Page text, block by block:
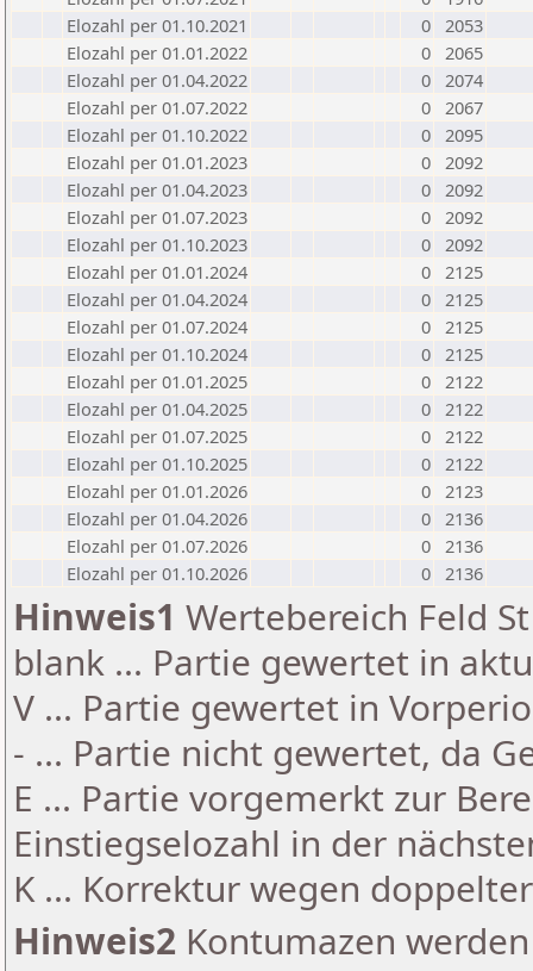
Elozahl per 01.10.2021
0 2053
Elozahl per 01.01.2022
0 2065
Elozahl per 01.04.2022
0 2074
Elozahl per 01.07.2022
0 2067
Elozahl per 01.10.2022
0 2095
Elozahl per 01.01.2023
0 2092
Elozahl per 01.04.2023
0 2092
Elozahl per 01.07.2023
0 2092
Elozahl per 01.10.2023
0 2092
Elozahl per 01.01.2024
0 2125
Elozahl per 01.04.2024
0 2125
Elozahl per 01.07.2024
0 2125
Elozahl per 01.10.2024
0 2125
Elozahl per 01.01.2025
0 2122
Elozahl per 01.04.2025
0 2122
Elozahl per 01.07.2025
0 2122
Elozahl per 01.10.2025
0 2122
Elozahl per 01.01.2026
0 2123
Elozahl per 01.04.2026
0 2136
Elozahl per 01.07.2026
0 2136
Elozahl per 01.10.2026
0 2136
Hinweis1 Wertebereich Feld
blank ... Partie gewertet in
V ... Partie gewertet in
- ... Partie nicht gewertet, da
E ... Partie vorgemerkt zur
Einstiegselozahl in der
K ... Korrektur wegen
Hinweis2 Kontumazen